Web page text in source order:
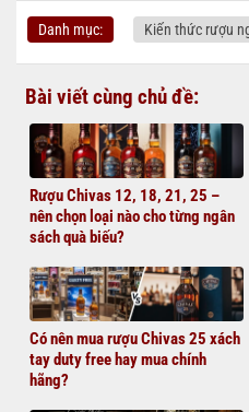
Danh mục: Kiến thức rượu
Bài viết cùng chủ đề:
Rượu Chivas 12, 18, 21, 25 –
nên chọn loại nào cho từng ngân
sách quà biếu?
Có nên mua rượu Chivas 25 xách
tay duty free hay mua chính
hãng?